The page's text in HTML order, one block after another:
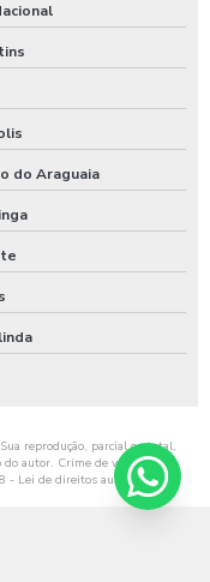
do Araguaia
reprodução, parcial ou total,
autor. Crime de violação de
- Lei de direitos autorais.